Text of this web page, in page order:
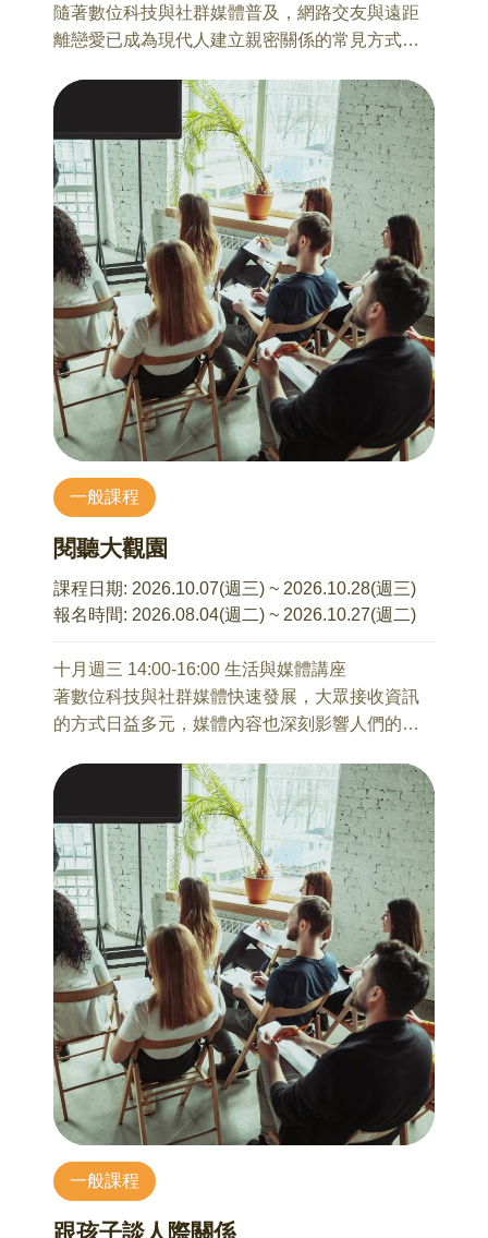
走得更遠。 你不是超人，但你可以是善於借力使
力的照顧者。練習與壓力優雅共處，找回身心靈
10/13 分享給照顧者的自我照護小撇步和樂觀新視
角
陳乃祺 現職居服員
1、以一個「過來人」與「專業照顧者」的雙重身
分分享長照不是一場只能犧牲的悲歌，它是我們
與家人最深切的道別與陪伴。
2、分享照顧者常是家中的隱形病人，學會如何畫
出健康的界線。
3、尋求社會資源和幫手，分享最接地氣的實戰工
具！手把手教你如何撥打「1966 長照專線」，能
讓評估過程更順利、更精準。
同時，也會分享最新「長照 3.0」政策中的「喘息
共照」服務，讓你知道國家有哪些新資源可以當
你的神隊友。
臺安醫院 林怡君臨床心理師
1、從角色的改變，看見照顧歷程中的心理調適。
2、理解照顧者與被照顧者不同的情緒需求與期
待。
3、辨識疲憊、愧疚、焦慮等常見照顧情緒，學習
接納自己的感受。
4、透過同理與溝通，建立彼此理解的照顧關係。
10/27 在照顧中照顧自己：Self-Compassion的力
臺安醫院 林怡君臨床心理師
1、認識照顧者倦怠與長期照顧對身心的影響。
2、學習 Self-Compassion（自我慈悲）的核心概
念，減少自責與愧疚。
3、練習正念覺察與自我慈悲，在壓力中安頓自己
的身心。
4、找回照顧與生活的平衡，讓陪伴更長久、更有
力量。
本系列講座不接受當天報名
隨著數位科技與社群媒體普及，網路交友與遠距
離戀愛已成為現代人建立親密關係的常見方式。
實與理想化的落差、
建立適當的人際界線，以及維護自身安全，皆是
值得關注的議題。
另一面，遠距離伴侶也常面臨溝通頻率、信任建
立、情感支持與未來規劃等挑戰。
講座擬從心理學觀點出發，探討數位時代親密關
係的發展特性與常見困境，
協助學員提升自我覺察與關係經營能力，
並學習在距離與不確定性中建立穩定、健康且具
安全感的親密關係。
10/2 距離之外：數位時代的親密關係心理學
王淑鄉 諮商心理師
在數位科技普及的時代，網路交友與遠距離戀愛
這堂講座將從心理學與關係互動的角度出發，帶
領學員理解：
為什麼我們會被某些人吸引？
網路互動如何影響親密感形成？
遠距離關係中，真正考驗的是什麼？
如何在愛裡建立信任、界線與安全感？
當關係充滿不確定時，如何回到自己，做出更成
10/16 數位時代下的情感連結與溝通界限
劉士煜 諮商心理師
講座內容主要引導成員覺察自己的社群媒體使用
情況，了解在數位世代下的人際互動樣貌，
並透過依附理論及Gottman對於伴侶關係溝通的觀
點，
解析數位時代底下親密關係樣態，以及如何建立
良好的溝通模式與界限。
10/30 當愛隔著螢幕—我們如何安心愛？
王禾樂 諮商心理師
1、認識數位時代親密關係的特性，並以網路交友
與遠距離戀愛為例
2、探討親密關係中的安全感需求，以及愛隔著螢
幕時常見的信任、界線與不確定感挑戰
一般課程
閱聽大觀園
課程日期: 2026.10.07(週三) ~ 2026.10.28(週三)
報名時間: 2026.08.04(週二) ~ 2026.10.27(週二)
十月週三 14:00-16:00 生活與媒體講座
著數位科技與社群媒體快速發展，大眾接收資訊
的方式日益多元，媒體內容也深刻影響人們的價
擬邀請媒體相關從業人員擔任講師，分享不同媒
介的發展現況、工作經驗與產業觀察。增進學員
對媒體環境的認識，培養更開放、多元的閱聽觀
點。
10/7 別讓手機隔開了心
張丞亞Robin 老師
同一個客廳，孫子滑短影音、子女看直播、長輩
轉LINE——手機讓世界更近，卻讓家人越來越
遠。
這堂課，我們一起學會——
看懂演算法、識破謠言，做自己資訊的主人；
用AI讓老照片動起來，做一份送給家人的數位禮
物；
讓手機不只是工具，而是重新走進家人世界的那
扇門。
一般課程
跟孩子談人際關係